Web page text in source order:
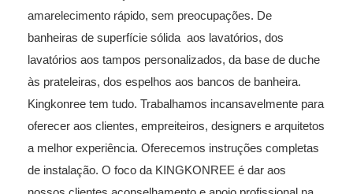
amarelecimento rápido, sem preocupações. De
banheiras de superfície sólida aos lavatórios, dos
lavatórios aos tampos personalizados, da base de duche
às prateleiras, dos espelhos aos bancos de banheira.
Kingkonree tem tudo. Trabalhamos incansavelmente para
oferecer aos clientes, empreiteiros, designers e arquitetos
a melhor experiência. Oferecemos instruções completas
de instalação. O foco da KINGKONREE é dar aos